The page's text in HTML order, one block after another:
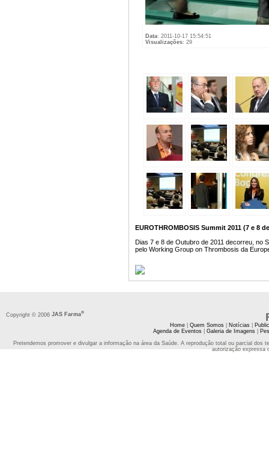
Data: 2011-10-17 15:54:51
Visualizações: 29
EUROTHROMBOSIS Summit 2011 (7 e 8
Dias 7 e 8 de Outubro de 2011 decorreu, no
pelo Working Group on Thrombosis da
Copyright © 2006 JAS Farma®
Home| Quem Somos| Notícias|
Agenda de Eventos| Galeria de Imagens|
Pretendemos promover e divulgar a informação na área da Saúde. A reprodução total ou parcial
autorização expressa